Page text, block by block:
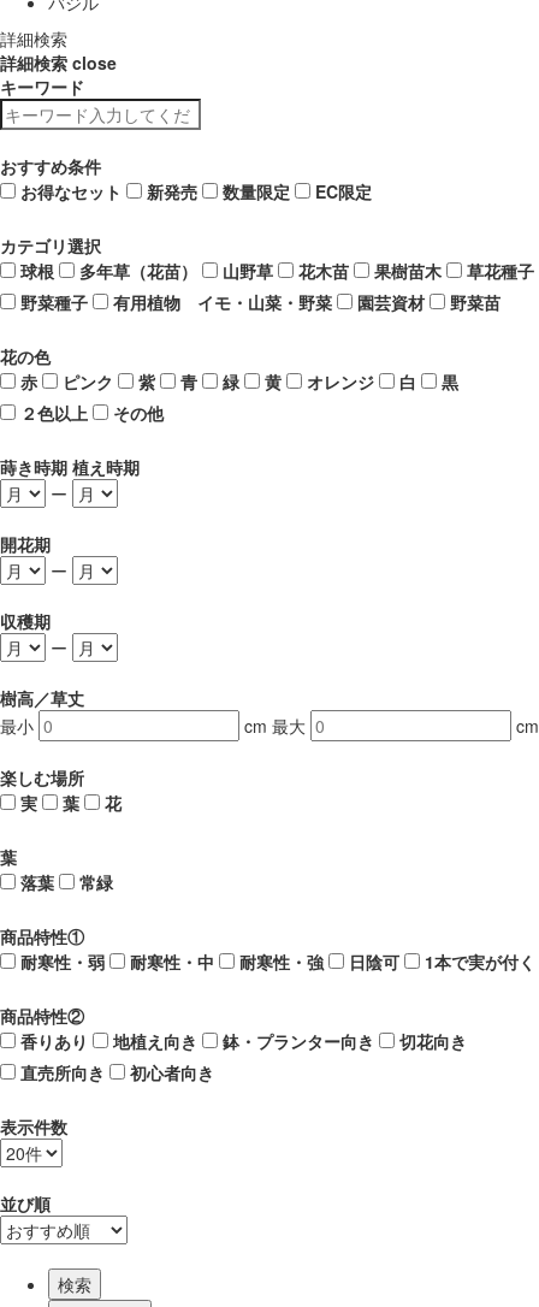
詳細検索
詳細検索 close
キーワード
おすすめ条件
お得なセット
新発売 数量限定 EC限定
カテゴリ選択
球根
多年草（花苗） 山野草 花木苗 果樹苗木
草花種子
野菜種子
有用植物 イモ・山菜・野菜 園芸資材 野菜苗
花の色
赤
ピンク 紫 青 緑 黄 オレンジ 白
黒
２色以上
その他
蒔き時期 植え時期
ー
開花期
ー
収穫期
ー
樹高／草丈
最小
cm 最大 cm
楽しむ場所
実
葉 花
葉
落葉
常緑
商品特性①
耐寒性・弱
耐寒性・中 耐寒性・強 日陰可 1本で実が付く
商品特性②
香りあり
地植え向き 鉢・プランター向き
切花向き
直売所向き
初心者向き
表示件数
並び順
検索